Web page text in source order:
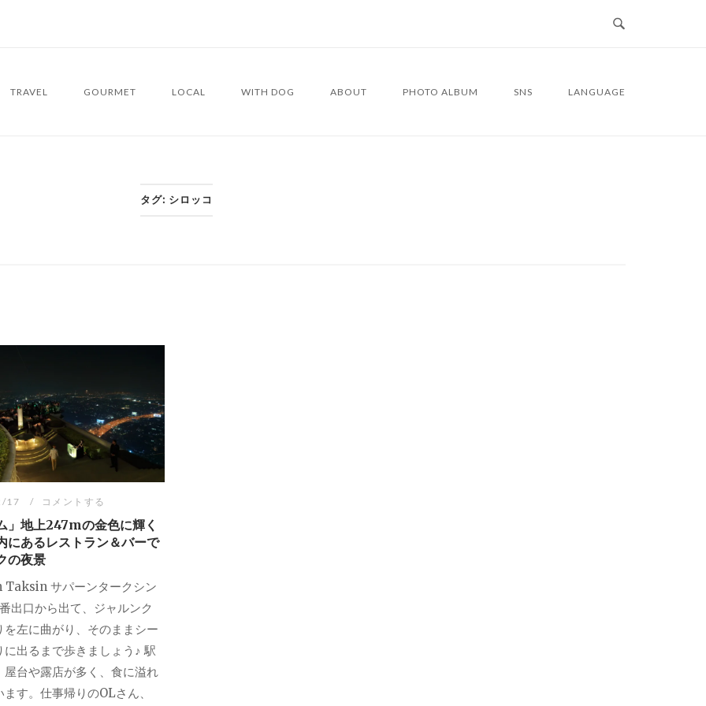
TRAVEL GOURMET LOCAL WITH DOG ABOUT PHOTO ALBUM SNS LANGUAGE
タグ: シロッコ
17 コメントする
」地上247mの金色に輝く
にあるレストラン＆バーで
の夜景
Taksin サパーンタークシン
出口から出て、ジャルンク
を左に曲がり、そのままシー
に出るまで歩きましょう♪ 駅
屋台や露店が多く、食に溢れ
す。仕事帰りのOLさん、